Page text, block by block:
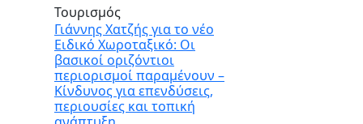
Τουρισμός
Γιάννης Χατζής για το νέο
Ειδικό Χωροταξικό: Οι
βασικοί οριζόντιοι
περιορισμοί παραμένουν –
Κίνδυνος για επενδύσεις,
περιουσίες και τοπική